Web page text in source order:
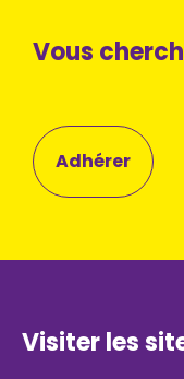
Vous
Adhérer
Visiter les